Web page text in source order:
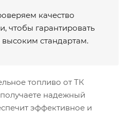
качество
чтобы гарантировать
высоким стандартам.
топливо от ТК
надежный
эффективное и